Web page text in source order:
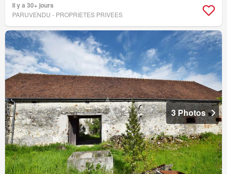
Il y a 30+ jours
PARUVENDU - PROPRIETES PRIVEES
3 Photos